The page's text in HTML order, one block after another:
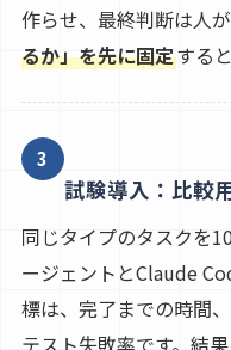
作らせ、最終判断は人が
るか」を先に固定する
3
試験導入：比較
同じタイプのタスクを
ージェントとClaude
標は、完了までの時間
テスト失敗率です。結